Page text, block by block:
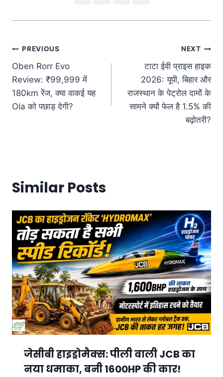
पोस्ट
नेविगेशन
PREVIOUS
Oben Rorr Evo
Review: ₹99,999 में
180km रेंज, क्या वाकई यह
Ola को पछाड़ देगी?
NEXT
टाटा ईवी प्राइस हाइक
2026: यूपी, बिहार और
राजस्थान के पेट्रोल दामों के
सामने क्यों फेल है 1.5% की
बढ़ोतरी?
Similar Posts
जेसीबी हाइड्रोमैक्स: पीली वाली JCB का
नया धमाका, बनी 1600HP की कार!